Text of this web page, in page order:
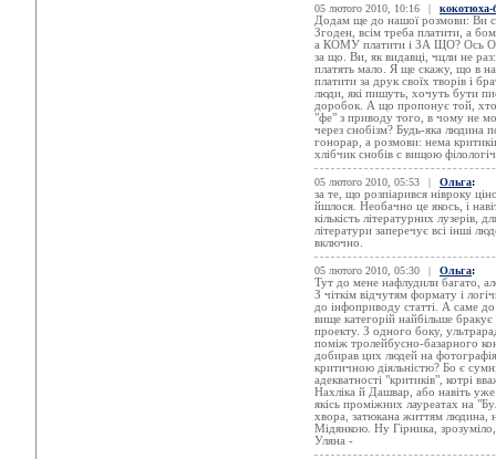
05 лютого 2010, 10:16 |
Додам ще до нашої розмови: Ви
Згоден, всім треба платити, а
а КОМУ платити і ЗА ЩО? Ось
за що. Ви, як видавці, чцли не
платять мало. Я ще скажу, що в
платити за друк своїх творів і
люди, які пишуть, хочуть бути
доробок. А що пропонує той, хто
"фе" з приводу того, в чому не
через снобізм? Будь-яка людина
гонорар, а розмови: нема
хлібчик снобів с вищою
05 лютого 2010, 05:53 | Ольга:
за те, що розпіарився нівроку
йшлося. Необачно це якось, і
кількість літературних лузерів,
літератури заперечує всі інші
включно.
05 лютого 2010, 05:30 | Ольга:
Тут до мене нафлудили багато,
З чіткім відчутям формату і
до інфоприводу статті. А саме
вище категорій найбільше бракує
проекту. З одного боку,
поміж тролейбусно-базарного
добирав цих людей на
критичною діяльністю? Бо є
адекватності "критиків", котрі
Нахліка й Дашвар, або навіть
якісь проміжних лауреатах на
хвора, затюкана життям людина,
Мідянкою. Ну Гірника,
Уляна -